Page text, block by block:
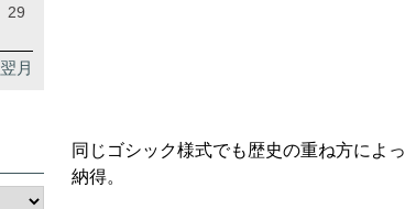
同じゴシック様式でも歴史の重ね方によ
納得。
29
翌月